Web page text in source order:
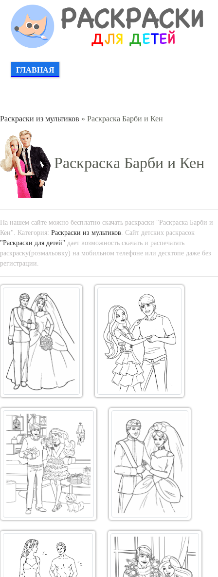
ГЛАВНАЯ
Раскраски из мультиков » Раскраска Барби и Кен
Раскраска Барби и Кен
На нашем сайте можно бесплатно скачать раскраски "Раскраска Барби и
Кен". Категория: Раскраски из мультиков. Сайт детских раскрасок
"Раскраски для детей" дает возможность скачать и распечатать
раскраску(розмальовку) на мобильном телефоне или десктопе даже без
регистрации.